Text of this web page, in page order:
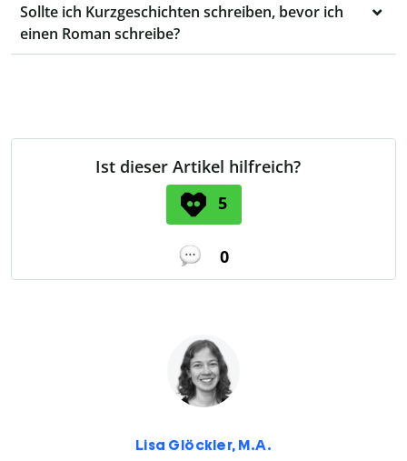
Sollte ich Kurzgeschichten schreiben, bevor ich
einen Roman schreibe?
Ist dieser Artikel hilfreich?
5
0
Lisa Glöckler, M.A.